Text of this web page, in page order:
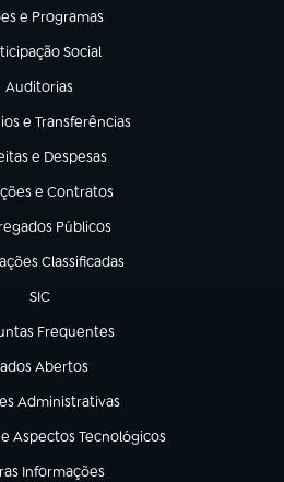
e Programas
em nova aba)
Social
em nova aba)
Auditorias
(abre em nova aba)
e Transferências
nova aba)
e Despesas
em nova aba)
e Contratos
em nova aba)
Públicos
em nova aba)
Classificadas
nova aba)
SIC
(abre em nova aba)
Frequentes
em nova aba)
Abertos
em nova aba)
Administrativas
nova aba)
Aspectos Tecnológicos
aba)
Informações